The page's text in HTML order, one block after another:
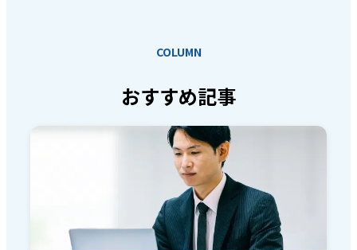
COLUMN
おすすめ記事